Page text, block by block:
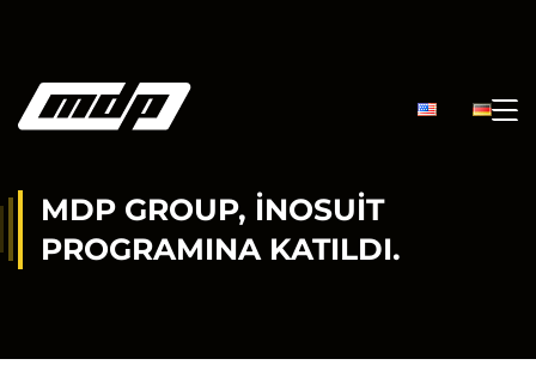
MDP GROUP, İNOSUIT
PROGRAMINA KATILDI.